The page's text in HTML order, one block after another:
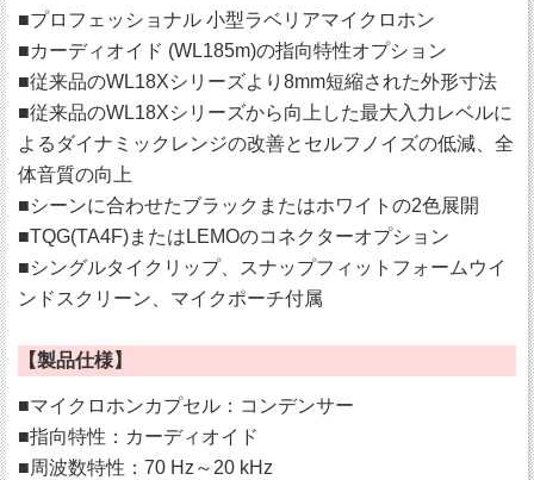
■プロフェッショナル 小型ラベリアマイクロホン
■カーディオイド (WL185m)の指向特性オプション
■従来品のWL18Xシリーズより8mm短縮された外形寸法
■従来品のWL18Xシリーズから向上した最大入力レベルに
よるダイナミックレンジの改善とセルフノイズの低減、全
体音質の向上
■シーンに合わせたブラックまたはホワイトの2色展開
■TQG(TA4F)またはLEMOのコネクターオプション
■シングルタイクリップ、スナップフィットフォームウイ
ンドスクリーン、マイクポーチ付属
【製品仕様】
■マイクロホンカプセル：コンデンサー
■指向特性：カーディオイド
■周波数特性：70 Hz～20 kHz